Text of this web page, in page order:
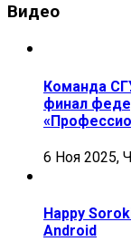
Видео
Команда
финал
6 Ноя 2025,
Happy
Android